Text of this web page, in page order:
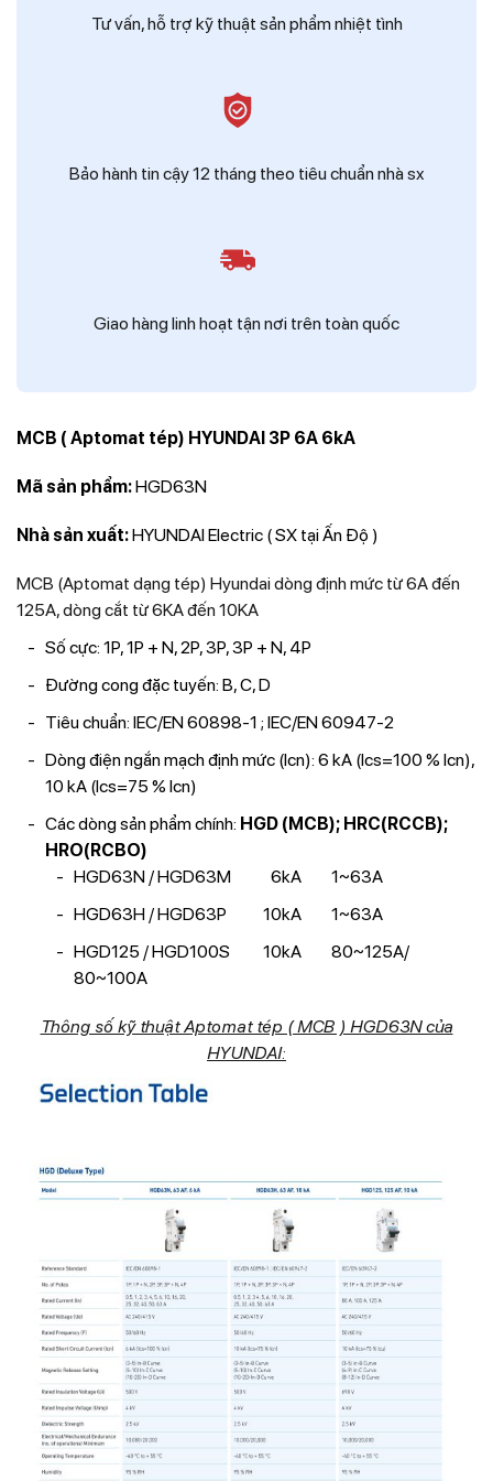
Tư vấn, hỗ trợ kỹ thuật sản phẩm nhiệt tình
Bảo hành tin cậy 12 tháng theo tiêu chuẩn nhà sx
Giao hàng linh hoạt tận nơi trên toàn quốc
MCB ( Aptomat tép) HYUNDAI 3P 6A 6kA
Mã sản phẩm:HGD63N
Nhà sản xuất:HYUNDAI Electric ( SX tại Ấn Độ )
MCB (Aptomat dạng tép) Hyundai dòng định mức từ 6A đến
125A, dòng cắt từ 6KA đến 10KA
Số cực: 1P, 1P + N, 2P, 3P, 3P + N, 4P
Đường cong đặc tuyến: B, C, D
Tiêu chuẩn: IEC/EN 60898-1 ; IEC/EN 60947-2
Dòng điện ngắn mạch định mức (Icn): 6 kA (Ics=100 % Icn),
10 kA (Ics=75 % Icn)
Các dòng sản phẩm chính: HGD (MCB); HRC(RCCB);
HRO(RCBO)
HGD63N / HGD63M 6kA 1~63A
HGD63H / HGD63P 10kA 1~63A
HGD125 / HGD100S 10kA 80~125A/
80~100A
Thông số kỹ thuật Aptomat tép ( MCB ) HGD63N của
HYUNDAI: